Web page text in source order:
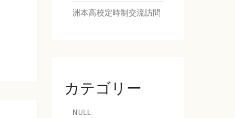
洲本高校定時制交流訪問
カテゴリー
NULL